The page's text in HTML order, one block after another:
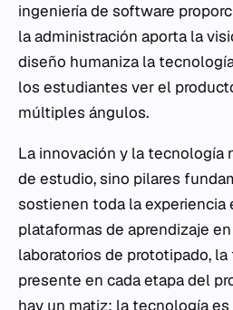
ingeniería de software
la administración aporta la
diseño humaniza la
los estudiantes ver el
múltiples ángulos.
La innovación y la tecnología
de estudio, sino pilares
sostienen toda la experiencia
plataformas de aprendizaje
laboratorios de prototipado,
presente en cada etapa del
hay un matiz: la tecnología